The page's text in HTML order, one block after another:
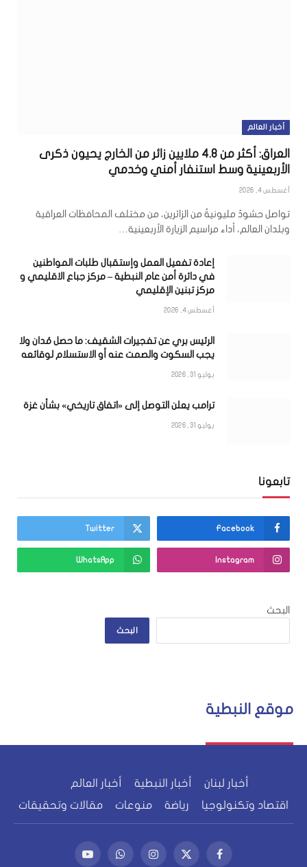
أخبار العالم
العراق: أكثر من 4.8 ملايين زائر من الخارج يحيون ذكرى
الأربعينية وسط استنفار أمني وخدمي
أغسطس 4, 2026
تواصل حشودٌ مليونيةٌ من الزائرين، من مختلف المحافظات العراقية
وبلدان العالم، أداء مراسيم الزيارة الأربعينية…
إعادة تفعيل العمل وإستقبال طلبات المواطنين
في دائرة أمن عام النبطية – مركز جباع الاقليمي و
مركز تبنين الإقليمي
أغسطس 4, 2026
الرئيس بري عن تفجيرات الشقيف: ما حصل مُدان ولا
يجب السكوت والصمت عنه أو الاستسلام لوقائعه
يوليو 31, 2026
ترامب يعلن التوصل إلى «اتفاق تاريخي» بشأن غزة
يوليو 31, 2026
تابعونا
Facebook
Twitter
Instagram
WhatsApp
البحث
البحث
موقع النبطية
أخبار لبنان أخبار النبطية
أخبار العالم
اقتصاد وتكنولوجيا
رياضة منوعات مقالات وتحقيقات
فيسبوكX الانستغرامواتساب يوتيوب